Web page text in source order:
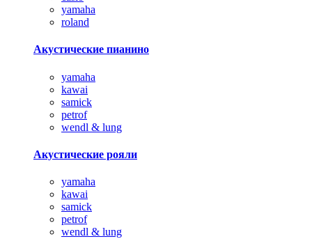
yamaha
roland
Акустические пианино
yamaha
kawai
samick
petrof
wendl & lung
Акустические рояли
yamaha
kawai
samick
petrof
wendl & lung